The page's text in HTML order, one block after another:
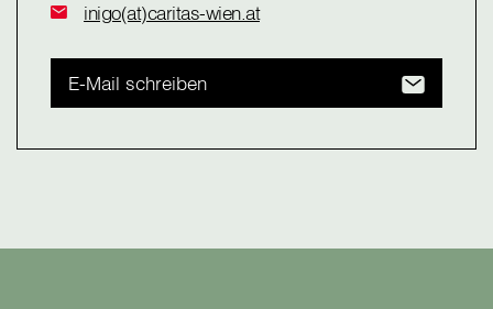
inigo(at)caritas-wien.at
E-Mail schreiben